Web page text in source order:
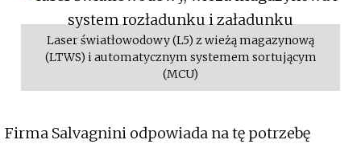
Laser światłowodowy (L5) z wieżą magazynową
(LTWS) i automatycznym systemem sortującym
(MCU)
Firma Salvagnini odpowiada na tę potrzebę